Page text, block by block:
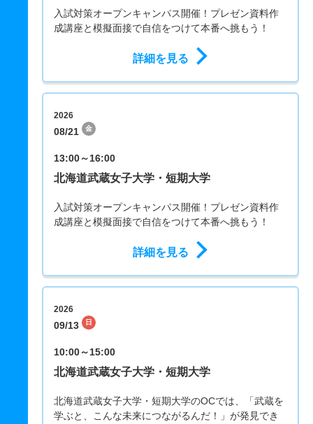
入試対策オープンキャンパス開催！プレゼン資料作
成講座と模擬面接で自信をつけて本番へ挑もう！
詳細を見る
2026
08/21 金
13:00～16:00
北海道武蔵女子大学・短期大学
入試対策オープンキャンパス開催！プレゼン資料作
成講座と模擬面接で自信をつけて本番へ挑もう！
詳細を見る
2026
09/13 日
10:00～15:00
北海道武蔵女子大学・短期大学
北海道武蔵女子大学・短期大学のOCでは、「武蔵を
学ぶと、こんな未来につながるんだ！」が発見でき